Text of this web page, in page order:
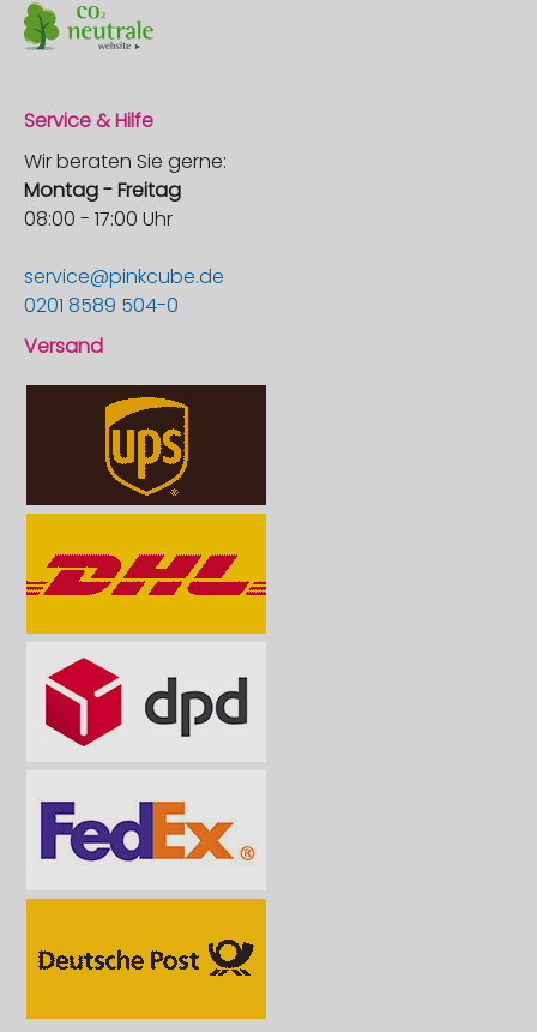
Service & Hilfe
Wir beraten Sie gerne:
Montag - Freitag
08:00 - 17:00 Uhr
service@pinkcube.de
0201 8589 504-0
Versand